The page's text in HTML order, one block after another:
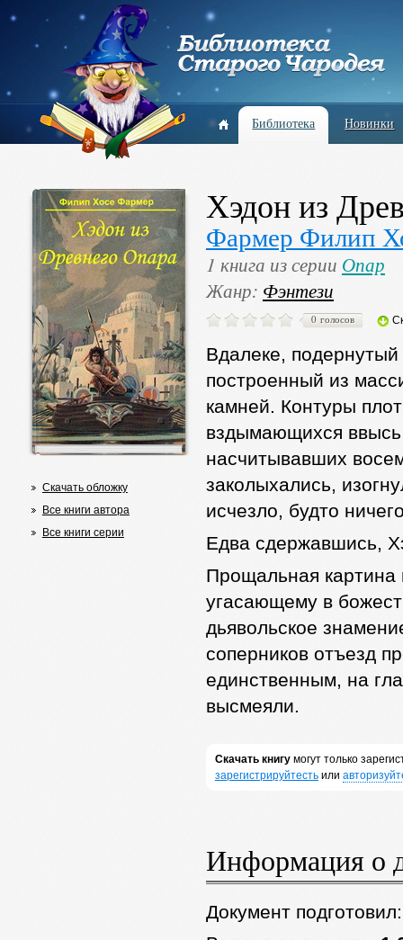
Библиотека Новинки
Скачать обложку
Все книги автора
Все книги серии
Хэдон из
Фармер Филип
1 книга из серии Опар
Жанр: Фэнтези
0 голосов
Вдалеке,
построенный из
камней. Контуры
вздымающихся
насчитывавших
заколыхались,
исчезло, будто
Едва сдержавшись,
Прощальная
угасающему в
дьявольское
соперников отъезд
единственным, на
высмеяли.
Скачать книгумогут только
зарегистрируйтестьили
Информация о
Документ